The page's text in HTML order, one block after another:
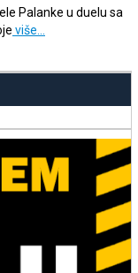
Palanke u duelu sa
više…